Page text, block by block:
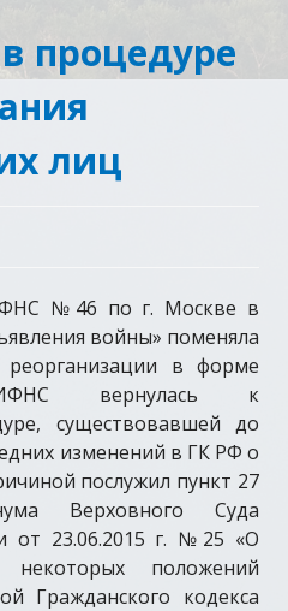
процедуре
лиц
№46 по г. Москве в
войны» поменяла
реорганизации в форме
ИФНС вернулась к
существовавшей до
изменений в ГК РФ о
послужил пункт 27
Верховного Суда
от 23.06.2015 г. №25 «О
положений
Гражданского кодекса